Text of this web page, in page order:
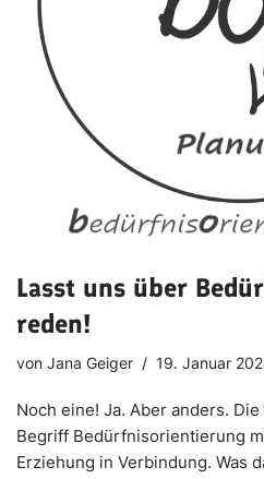
Lasst uns über
reden!
von Jana Geiger 19. Januar
Noch eine! Ja. Aber anders.
Begriff Bedürfnisorientierung
Erziehung in Verbindung. Was